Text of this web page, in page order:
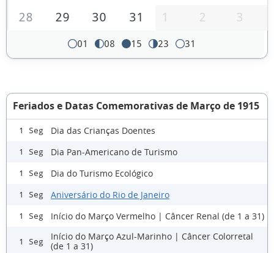
28
29 30 31 1 2 3
01 08 15 23 31
Feriados e Datas Comemorativas de Março de 1915
1 Seg Dia das Crianças Doentes
1 Seg Dia Pan-Americano de Turismo
1 Seg Dia do Turismo Ecológico
1 Seg Aniversário do Rio de Janeiro
1 Seg Início do Março Vermelho | Câncer Renal (de 1 a 31)
1 Seg
Início do Março Azul-Marinho | Câncer Colorretal
(de 1 a 31)